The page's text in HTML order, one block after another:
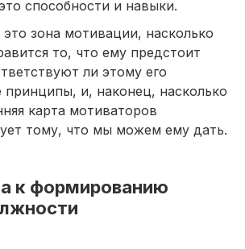
способности и навыки.
это зона мотивации, насколько
то, что ему предстоит
ли этому его
принципы, и, наконец, насколько
карта мотиваторов
тому, что мы можем ему дать.
к формированию